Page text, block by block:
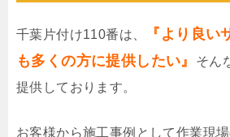
千葉片付け110番は、
『より良い
も多くの方に提供したい』
そん
提供しております。
お客様から施工事例として作業現